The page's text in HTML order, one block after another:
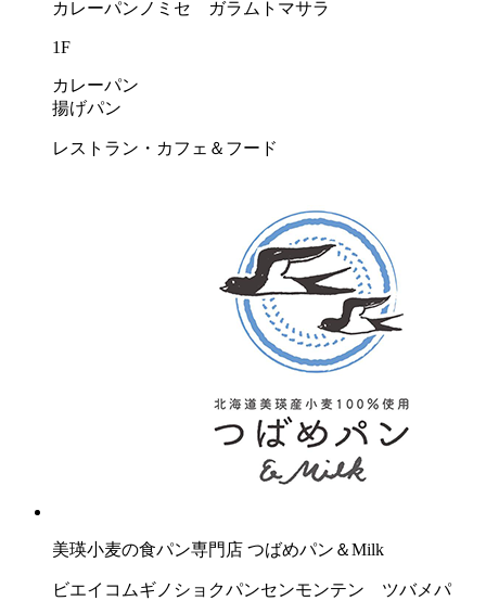
カレーパンノミセ ガラムトマサラ
1F
カレーパン
揚げパン
レストラン・カフェ＆フード
美瑛小麦の食パン専門店 つばめパン＆Milk
ビエイコムギノショクパンセンモンテン ツバメパ